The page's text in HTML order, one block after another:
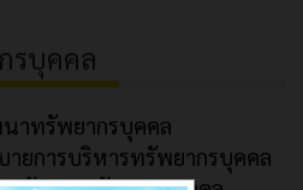
รบุคคล
าทรัพยากรบุคคล
ายการบริหารทรัพยากรบุคคล